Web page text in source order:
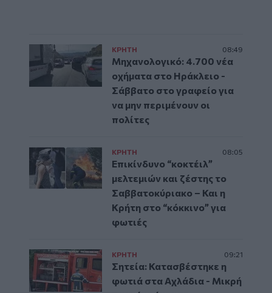
ΚΡΗΤΗ 08:49
Μηχανολογικό: 4.700 νέα
οχήματα στο Ηράκλειο -
Σάββατο στο γραφείο για
να μην περιμένουν οι
πολίτες
ΚΡΗΤΗ 08:05
Επικίνδυνο “κοκτέιλ”
μελτεμιών και ζέστης το
Σαββατοκύριακο – Και η
Κρήτη στο “κόκκινο” για
φωτιές
ΚΡΗΤΗ 09:21
Σητεία: Κατασβέστηκε η
φωτιά στα Αχλάδια - Μικρή